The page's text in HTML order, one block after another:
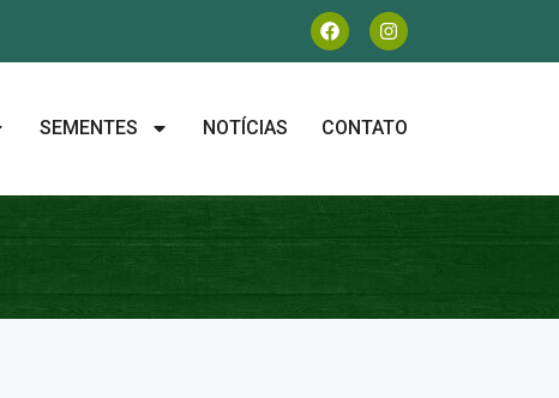
SEMENTES NOTÍCIAS CONTATO